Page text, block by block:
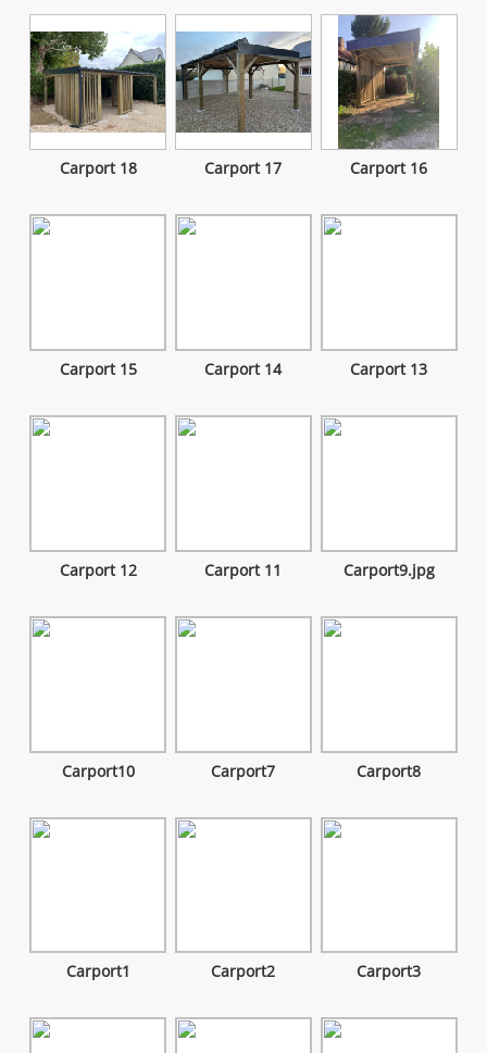
Carport 18 Carport 17 Carport 16
Carport 15 Carport 14 Carport 13
Carport 12 Carport 11 Carport9.jpg
Carport10 Carport7 Carport8
Carport1 Carport2 Carport3